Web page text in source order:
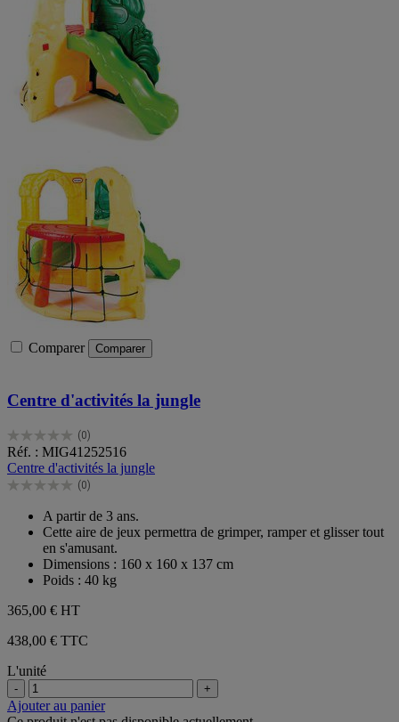
Comparer Comparer
Centre d'activités la jungle
(0)
0.0
sur
5
étoiles.
Réf. : MIG41252516
Centre d'activités la jungle
(0)
0.0
étoiles.
A partir de 3 ans.
Cette aire de jeux permettra de grimper, ramper et glisser tout
en s'amusant.
Dimensions : 160 x 160 x 137 cm
Poids : 40 kg
365,00 € HT
438,00 € TTC
L'unité
- +
Ajouter au panier